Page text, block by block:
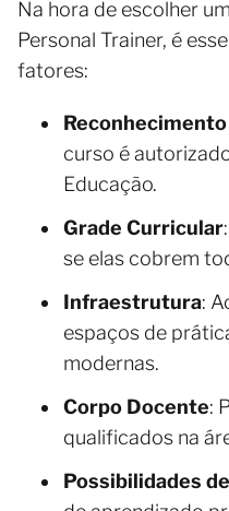
Na hora de escolher
Personal Trainer, é
fatores:
Reconhecimento
curso é
Educação.
Grade Curricular
se elas cobrem
Infraestrutura:
espaços de
modernas.
Corpo Docente:
qualificados na
Possibilidades